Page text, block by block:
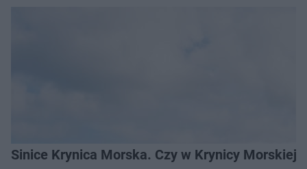
Sinice Krynica Morska. Czy w Krynicy Morskiej